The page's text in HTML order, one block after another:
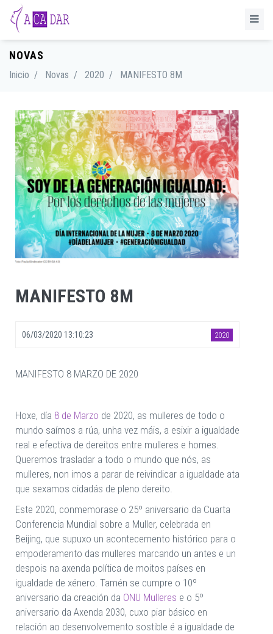
NOVAS
Inicio / Novas / 2020 / MANIFESTO 8M
MANIFESTO 8M
06/03/2020 13:10:23 2020
MANIFESTO 8 MARZO DE 2020
Hoxe, día 8 de Marzo de 2020, as mulleres de todo o
mundo saímos a rúa, unha vez máis, a esixir a igualdade
real e efectiva de dereitos entre mulleres e homes.
Queremos trasladar a todo o mundo que nós, as
mulleres, non imos a parar de reivindicar a igualdade ata
que sexamos cidadás de pleno dereito.
Este 2020, conmemorase o 25º aniversario da Cuarta
Conferencia Mundial sobre a Muller, celebrada en
Beijing, que supuxo un acontecemento histórico para o
empoderamento das mulleres marcando un antes e un
despois na axenda política de moitos países en
igualdade de xénero. Tamén se cumpre o 10º
aniversario da creación da ONU Mulleres e o 5º
aniversario da Axenda 2030, cuxo piar básico en
relación ao desenvolvemento sostible é a igualdade de